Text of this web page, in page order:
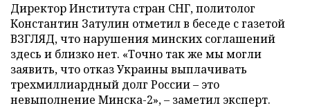
Директор Института стран СНГ, политолог
Константин Затулин отметил в беседе с газетой
ВЗГЛЯД, что нарушения минских соглашений
здесь и близко нет. «Точно так же мы могли
заявить, что отказ Украины выплачивать
трехмиллиардный долг России – это
невыполнение Минска-2», – заметил эксперт.